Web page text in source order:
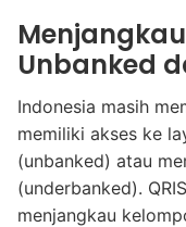
Unbanked
Indonesia masih
memiliki akses ke
(unbanked) atau
(underbanked).
menjangkau